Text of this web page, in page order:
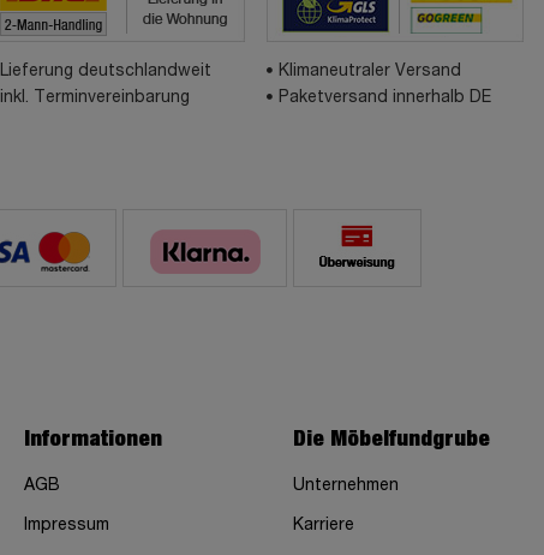
Lieferung deutschlandweit
inkl. Terminvereinbarung
Klimaneutraler Versand
Paketversand innerhalb DE
Informationen
AGB
Impressum
Die Möbelfundgrube
Unternehmen
Karriere